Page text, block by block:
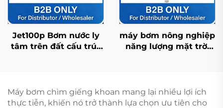
Jet100p Bơm nước ly
tâm trên đất cấu trúc
máy bơm nông nghiệp
năng lượng mặt trời
tiêu cây trồng
Máy bơm chìm giếng khoan mang lại nhiều lợi ích
thực tiễn, khiến nó trở thành lựa chọn ưu tiên cho